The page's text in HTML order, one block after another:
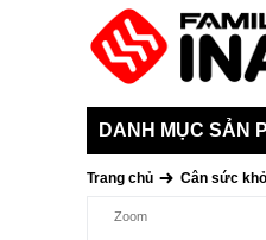
DANH MỤC SẢN
Trang chủ Cân sức
Zoom